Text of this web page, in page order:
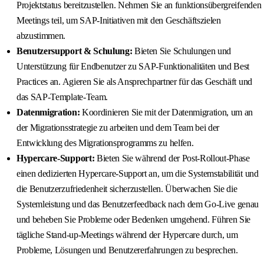
Projektstatus bereitzustellen. Nehmen Sie an funktionsübergreifenden
Meetings teil, um SAP-Initiativen mit den Geschäftszielen
abzustimmen.
Benutzersupport & Schulung: Bieten Sie Schulungen und
Unterstützung für Endbenutzer zu SAP-Funktionalitäten und Best
Practices an. Agieren Sie als Ansprechpartner für das Geschäft und
das SAP-Template-Team.
Datenmigration: Koordinieren Sie mit der Datenmigration, um an
der Migrationsstrategie zu arbeiten und dem Team bei der
Entwicklung des Migrationsprogramms zu helfen.
Hypercare-Support: Bieten Sie während der Post-Rollout-Phase
einen dedizierten Hypercare-Support an, um die Systemstabilität und
die Benutzerzufriedenheit sicherzustellen. Überwachen Sie die
Systemleistung und das Benutzerfeedback nach dem Go-Live genau
und beheben Sie Probleme oder Bedenken umgehend. Führen Sie
tägliche Stand-up-Meetings während der Hypercare durch, um
Probleme, Lösungen und Benutzererfahrungen zu besprechen.